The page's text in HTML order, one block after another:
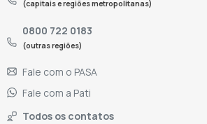
(capitais e regiões metropolitanas)
0800 722 0183
(outras regiões)
Fale com o PASA
Fale com a Pati
Todos os contatos